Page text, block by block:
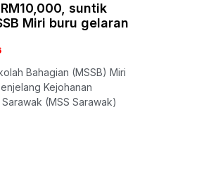
suntik
Miri buru gelaran
Bahagian (MSSB) Miri
Kejohanan
(MSS Sarawak)